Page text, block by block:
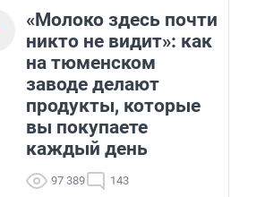
«Молоко здесь почти
никто не видит»: как
на тюменском
заводе делают
продукты, которые
вы покупаете
каждый день
97 389 143